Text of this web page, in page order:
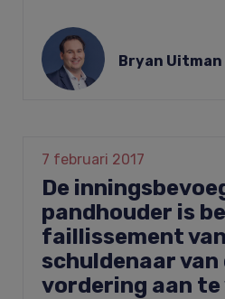
Bryan Uitman
7 februari 2017
De
pandhouder is
faillissement
schuldenaar van
vordering aan te